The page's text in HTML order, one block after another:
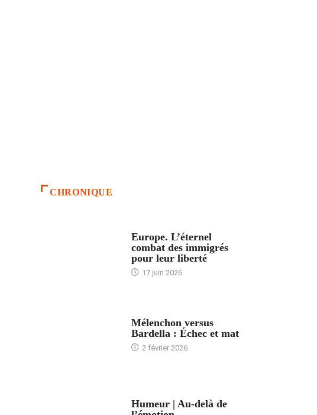
CHRONIQUE
Europe. L’éternel
combat des immigrés
pour leur liberté
17 juin 2026
Mélenchon versus
Bardella : Échec et mat
2 février 2026
Humeur | Au-delà de